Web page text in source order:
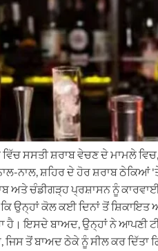
ਸਸਤੀ ਸ਼ਰਾਬ ਵੇਚਣ ਦੇ ਮਾਮਲੇ
ਨਾਲ, ਸ਼ਹਿਰ ਦੇ ਹੋਰ ਸ਼ਰਾਬ ਠੇਕਿਆਂ
ਅਤੇ ਚੰਡੀਗੜ੍ਹ ਪ੍ਰਸ਼ਾਸਨ ਨੂੰ
ਕੋਲ ਕਈ ਦਿਨਾਂ ਤੋਂ ਸ਼ਿਕਾਇਤ ਆ
ਹੈ। ਇਸਦੇ ਬਾਅਦ, ਉਨ੍ਹਾਂ ਨੇ ਆਪਣੀ
ਤੋਂ ਬਾਅਦ ਠੇਕੇ ਨੂੰ ਸੀਲ ਕਰ